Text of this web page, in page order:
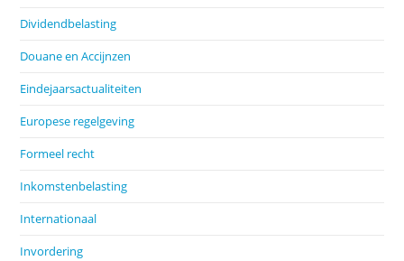
Dividendbelasting
Douane en Accijnzen
Eindejaarsactualiteiten
Europese regelgeving
Formeel recht
Inkomstenbelasting
Internationaal
Invordering